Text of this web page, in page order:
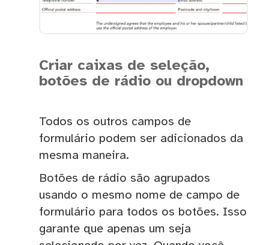
Criar caixas de seleção,
botões de rádio ou dropdown
Todos os outros campos de
formulário podem ser adicionados da
mesma maneira.
Botões de rádio são agrupados
usando o mesmo nome de campo de
formulário para todos os botões. Isso
garante que apenas um seja